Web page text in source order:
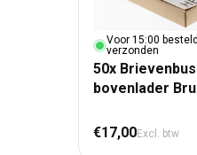
Voor 15:00
verzonden
50x
bovenlader
Normale
€17,00Excl. btw